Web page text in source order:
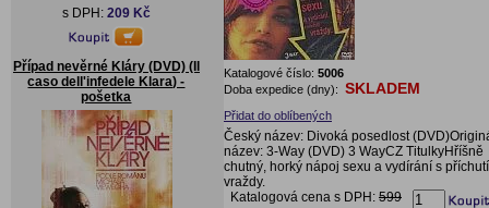
s DPH: 209 Kč
Případ nevěrné Kláry (DVD) (Il
caso dell'infedele Klara) -
pošetka
Katalogové číslo: 5006
Doba expedice (dny): SKLADEM
Přidat do oblíbených
Český název: Divoká posedlost
název: 3-Way (DVD) 3 WayCZ TitulkyHříšně
chutný, horký nápoj sexu a vydírání s příchutí
vraždy.
Katalogová cena s DPH: 599